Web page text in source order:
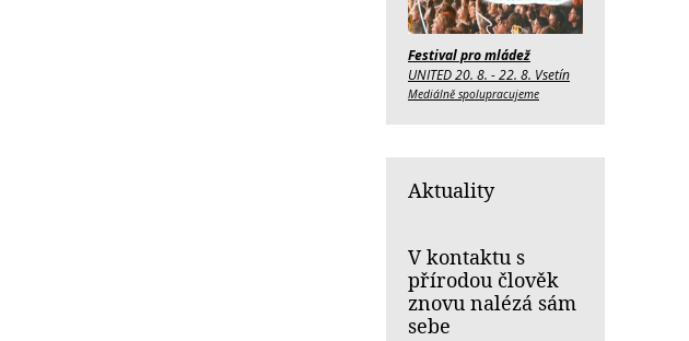
Festival pro mládež
UNITED 20. 8. - 22. 8. Vsetín
Mediálně spolupracujeme
Aktuality
V kontaktu s
přírodou člověk
znovu nalézá sám
sebe